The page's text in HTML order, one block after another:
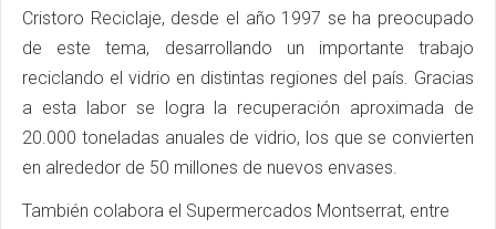
Cristoro Reciclaje, desde el año 1997 se ha preocupado
de este tema, desarrollando un importante trabajo
reciclando el vidrio en distintas regiones del país. Gracias
a esta labor se logra la recuperación aproximada de
20.000 toneladas anuales de vidrio, los que se convierten
en alrededor de 50 millones de nuevos envases.
También colabora el Supermercados Montserrat, entre